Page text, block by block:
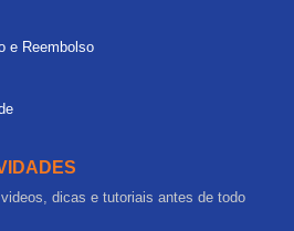
e Reembolso
dicas e tutoriais antes de todo